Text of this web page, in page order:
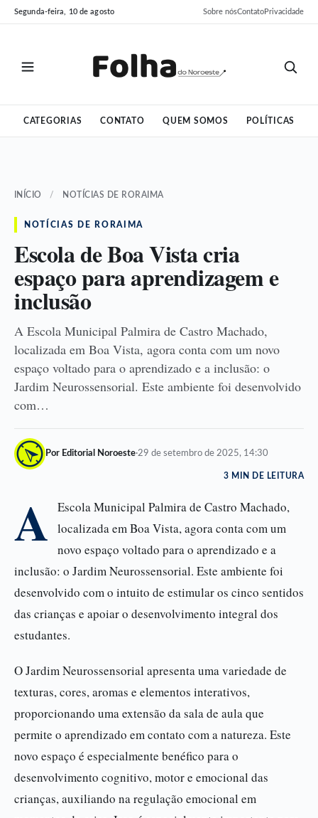
Pular
para
Pular
para
Segunda-feira, 10 de agosto Sobre nósContatoPrivacidade
CATEGORIAS CONTATO QUEM SOMOS POLÍTICAS
INÍCIO / NOTÍCIAS DE RORAIMA
NOTÍCIAS DE RORAIMA
Escola de Boa Vista cria
espaço para aprendizagem e
inclusão
A Escola Municipal Palmira de Castro Machado,
localizada em Boa Vista, agora conta com um novo
espaço voltado para o aprendizado e a inclusão: o
Jardim Neurossensorial. Este ambiente foi desenvolvido
com…
Por Editorial Noroeste·29 de setembro de 2025, 14:30
3 MIN DE LEITURA
A
Escola Municipal Palmira de Castro Machado,
localizada em Boa Vista, agora conta com um
novo espaço voltado para o aprendizado e a
inclusão: o Jardim Neurossensorial. Este ambiente foi
desenvolvido com o intuito de estimular os cinco sentidos
das crianças e apoiar o desenvolvimento integral dos
estudantes.
O Jardim Neurossensorial apresenta uma variedade de
texturas, cores, aromas e elementos interativos,
proporcionando uma extensão da sala de aula que
permite o aprendizado em contato com a natureza. Este
novo espaço é especialmente benéfico para o
desenvolvimento cognitivo, motor e emocional das
crianças, auxiliando na regulação emocional em